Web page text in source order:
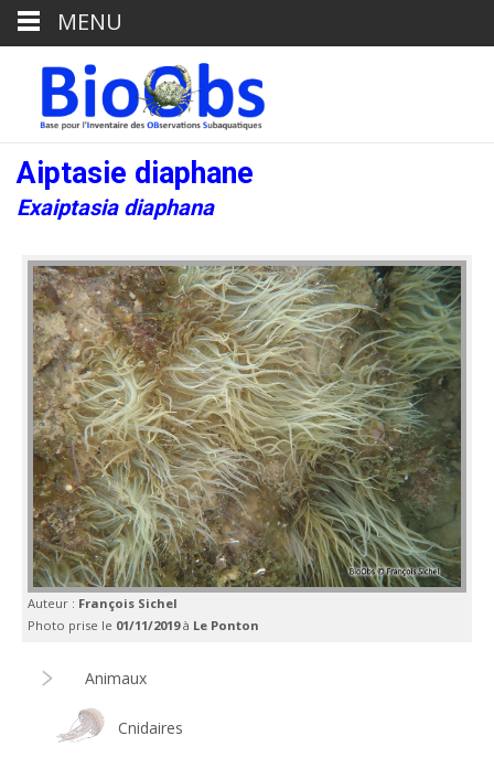
Aiptasie diaphane
Exaiptasia diaphana
Auteur : François Sichel
Photo prise le 01/11/2019à Le Ponton
Animaux
Cnidaires
MENU